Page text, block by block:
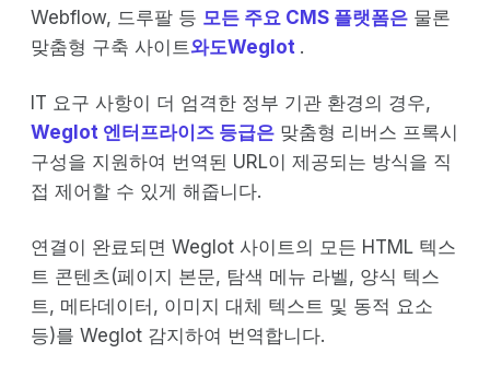
Webflow, 드루팔 등 모든 주요 CMS 플랫폼은 물론
맞춤형 구축 사이트 와도Weglot .
IT 요구 사항이 더 엄격한 정부 기관 환경의 경우,
Weglot 엔터프라이즈 등급은 맞춤형 리버스 프록시
구성을 지원하여 번역된 URL이 제공되는 방식을 직
접 제어할 수 있게 해줍니다.
연결이 완료되면 Weglot 사이트의 모든 HTML 텍스
트 콘텐츠(페이지 본문, 탐색 메뉴 라벨, 양식 텍스
트, 메타데이터, 이미지 대체 텍스트 및 동적 요소
등)를 Weglot 감지하여 번역합니다.